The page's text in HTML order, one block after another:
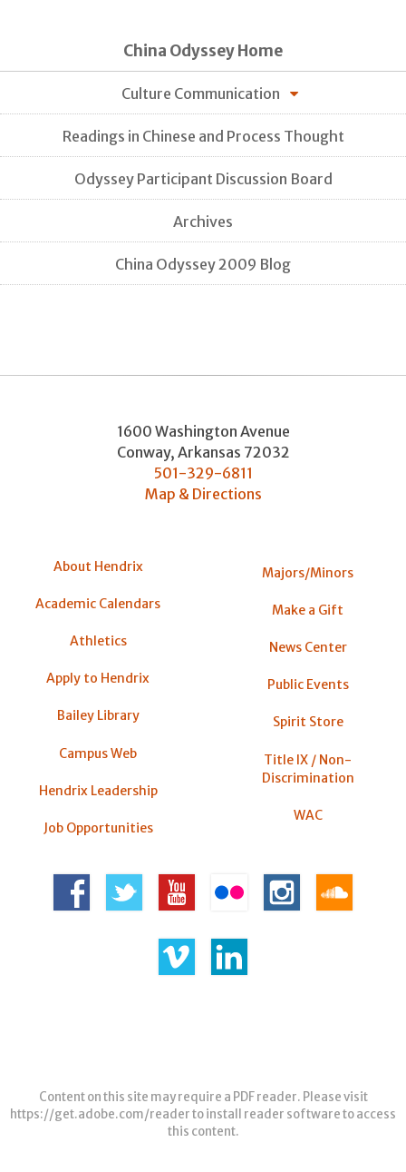
China Odyssey Home
Culture Communication
Readings in Chinese and Process Thought
Odyssey Participant Discussion Board
Archives
China Odyssey 2009 Blog
1600 Washington Avenue
Conway, Arkansas 72032
501-329-6811
Map & Directions
About Hendrix
Academic Calendars
Athletics
Apply to Hendrix
Bailey Library
Campus Web
Hendrix Leadership
Job Opportunities
Majors/Minors
Make a Gift
News Center
Public Events
Spirit Store
Title IX / Non-
Discrimination
WAC
Content on this site may require a PDF reader. Please visit
https://get.adobe.com/readerto install reader software to access
this content.